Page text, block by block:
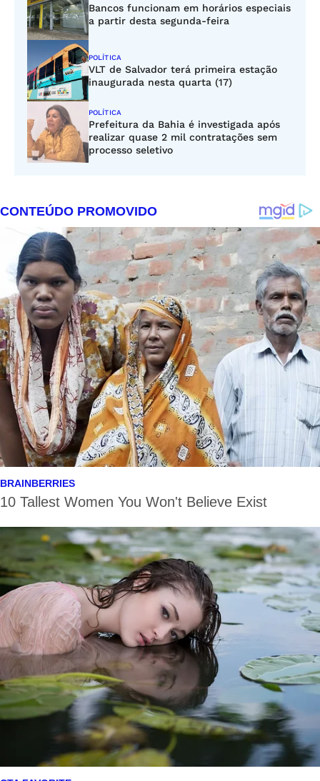
Bancos funcionam em horários especiais
a partir desta segunda-feira
POLÍTICA
VLT de Salvador terá primeira estação
inaugurada nesta quarta (17)
POLÍTICA
Prefeitura da Bahia é investigada após
realizar quase 2 mil contratações sem
processo seletivo